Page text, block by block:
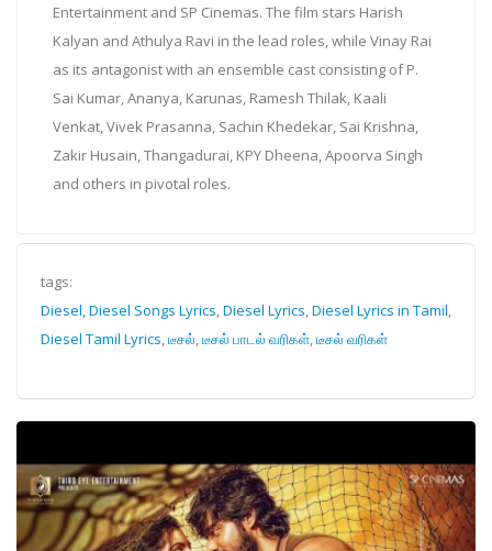
Entertainment and SP Cinemas. The film stars Harish
Kalyan and Athulya Ravi in the lead roles, while Vinay Rai
as its antagonist with an ensemble cast consisting of P.
Sai Kumar, Ananya, Karunas, Ramesh Thilak, Kaali
Venkat, Vivek Prasanna, Sachin Khedekar, Sai Krishna,
Zakir Husain, Thangadurai, KPY Dheena, Apoorva Singh
and others in pivotal roles.
tags:
Diesel, Diesel Songs Lyrics,Diesel Lyrics,Diesel Lyrics in Tamil,
Diesel Tamil Lyrics,டீசல்,டீசல் பாடல் வரிகள்,டீசல் வரிகள்